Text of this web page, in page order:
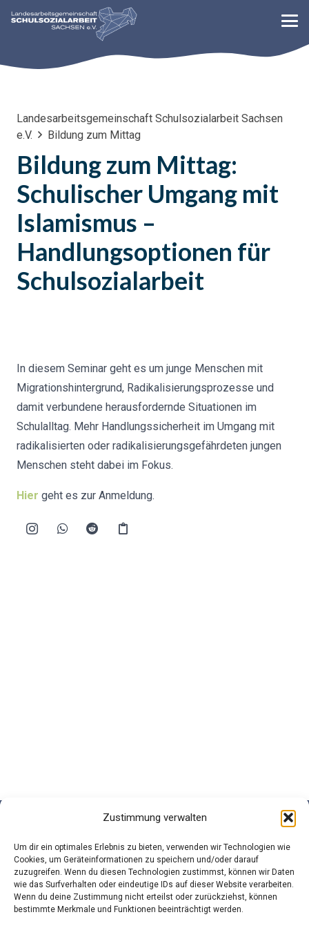
Zustimmung verwalten
Um dir ein optimales Erlebnis zu bieten, verwenden wir Technologien wie
Cookies, um Geräteinformationen zu speichern und/oder darauf
zuzugreifen. Wenn du diesen Technologien zustimmst, können wir Daten
wie das Surfverhalten oder eindeutige IDs auf dieser Website verarbeiten.
Wenn du deine Zustimmung nicht erteilst oder zurückziehst, können
bestimmte Merkmale und Funktionen beeinträchtigt werden.
Landesarbeitsgemeinschaft Schulsozialarbeit Sachsen
e.V.
Bildung zum Mittag
Bildung zum Mittag:
Schulischer Umgang mit
Islamismus –
Handlungsoptionen für
Schulsozialarbeit
In diesem Seminar geht es um junge Menschen mit
Migrationshintergrund, Radikalisierungsprozesse und
damit verbundene herausfordernde Situationen im
Schulalltag. Mehr Handlungssicherheit im Umgang mit
radikalisierten oder radikalisierungsgefährdeten jungen
Menschen steht dabei im Fokus.
Hier geht es zur Anmeldung.
Datenschutz
Impressum